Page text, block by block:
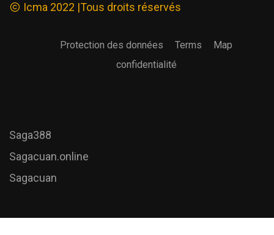
Icma 2022 |Tous droits réservés
Protection des données Terms
Map
confidentialité
Saga388
Sagacuan.online
Sagacuan